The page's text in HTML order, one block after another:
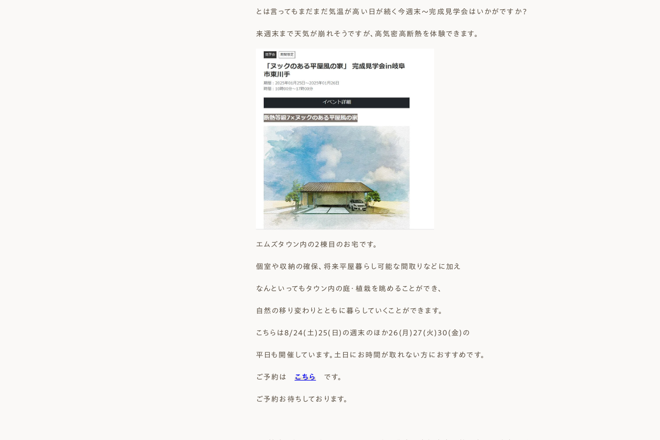
とは言ってもまだまだ気温が高い日が続く今週末～完成見学会はいかがですか？
来週末まで天気が崩れそうですが、高気密高断熱を体験できます。
エムズタウン内の2棟目のお宅です。
個室や収納の確保、将来平屋暮らし可能な間取りなどに加え
なんといってもタウン内の庭・植栽を眺めることができ、
自然の移り変わりとともに暮らしていくことができます。
こちらは8/24(土)25(日)の週末のほか26(月)27(火)30(金)の
平日も開催しています。土日にお時間が取れない方におすすめです。
ご予約は こちら です。
ご予約お待ちしております。